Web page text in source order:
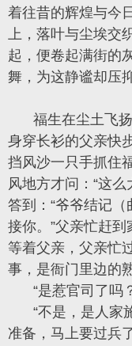
着往昔的辉煌与今
上，落叶与尘埃交
起，便卷起满街的
舞，为这静谧却压
福生在尘土飞
身穿长衫的父亲快
挡风沙一只手抓住
风地方才问：“这
答到：“爷爷结记（
接你。”父亲忙赶
等着父亲，父亲忙
事，是衙门里边的
“是惹官司了吗
“不是，是人家
准备，马上要过兵